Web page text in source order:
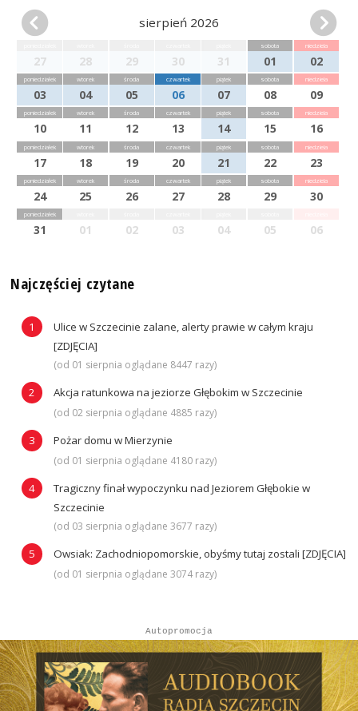
sierpień 2026
27 28 29 30 31
sobota
01
niedziela
02
poniedziałek
03
wtorek
04
środa
05
czwartek
06
piątek
07
sobota
08
niedziela
09
poniedziałek
10
wtorek
11
środa
12
czwartek
13
piątek
14
sobota
15
niedziela
16
poniedziałek
17
wtorek
18
środa
19
czwartek
20
piątek
21
sobota
22
niedziela
23
poniedziałek
24
wtorek
25
środa
26
czwartek
27
piątek
28
sobota
29
niedziela
30
poniedziałek
31 01 02 03 04 05 06
Najczęściej czytane
Ulice w Szczecinie zalane, alerty prawie w całym kraju
[ZDJĘCIA]
(od 01 sierpnia oglądane 8447 razy)
Akcja ratunkowa na jeziorze Głębokim w Szczecinie
(od 02 sierpnia oglądane 4885 razy)
Pożar domu w Mierzynie
(od 01 sierpnia oglądane 4180 razy)
Tragiczny finał wypoczynku nad Jeziorem Głębokie w
Szczecinie
(od 03 sierpnia oglądane 3677 razy)
Owsiak: Zachodniopomorskie, obyśmy tutaj zostali [ZDJĘCIA]
(od 01 sierpnia oglądane 3074 razy)
Autopromocja